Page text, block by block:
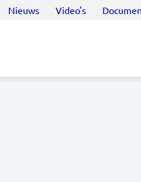
Nieuws Video's